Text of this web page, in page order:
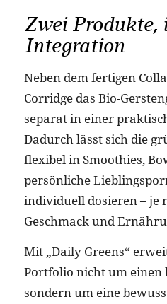
Zwei Produkte,
Integration
Neben dem fertigen
Corridge das Bio-
separat in einer
Dadurch lässt sich die
flexibel in Smoothies,
persönliche
individuell dosieren – je
Geschmack und
Mit „Daily Greens“
Portfolio nicht um
sondern um eine